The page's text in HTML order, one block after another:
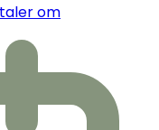
om